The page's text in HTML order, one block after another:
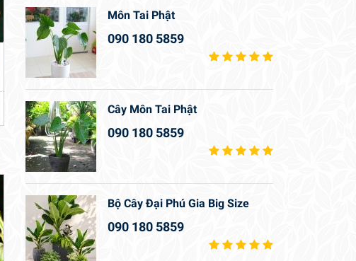
Môn Tai Phật
090 180 5859
Cây Môn Tai Phật
090 180 5859
Bộ Cây Đại Phú Gia Big Size
090 180 5859